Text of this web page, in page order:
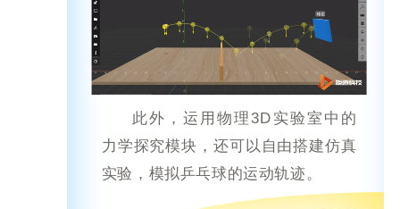
此外，运用物理3D实验室中的
力学探究模块，还可以自由搭建仿真
实验，模拟乒乓球的运动轨迹。